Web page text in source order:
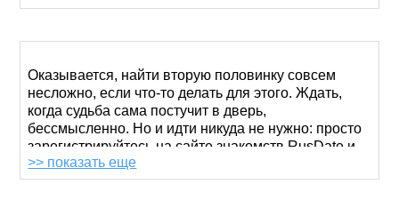
Оказывается, найти вторую половинку совсем
несложно, если что-то делать для этого. Ждать,
когда судьба сама постучит в дверь,
бессмысленно. Но и идти никуда не нужно: просто
зарегистрируйтесь на сайте знакомств RusDate и
получите возможность виртуального общения с
людьми из разных уголков мира.
>> показать еще